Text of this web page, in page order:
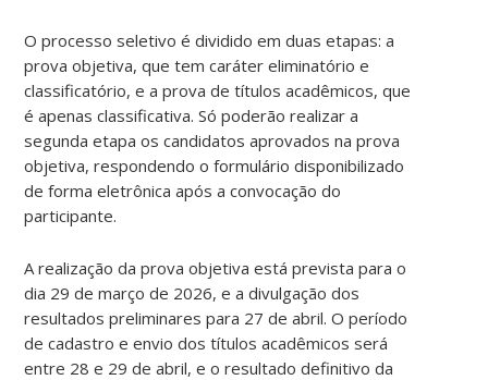
O processo seletivo é dividido em duas etapas: a
prova objetiva, que tem caráter eliminatório e
classificatório, e a prova de títulos acadêmicos, que
é apenas classificativa. Só poderão realizar a
segunda etapa os candidatos aprovados na prova
objetiva, respondendo o formulário disponibilizado
de forma eletrônica após a convocação do
participante.
A realização da prova objetiva está prevista para o
dia 29 de março de 2026, e a divulgação dos
resultados preliminares para 27 de abril. O período
de cadastro e envio dos títulos acadêmicos será
entre 28 e 29 de abril, e o resultado definitivo da